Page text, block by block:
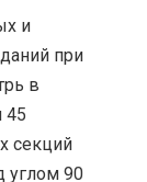
и
при
в
45
секций
углом 90